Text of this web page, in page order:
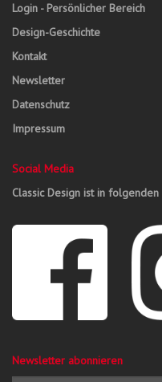
Login - Persönlicher Bereich
Design-Geschichte
Kontakt
Newsletter
Datenschutz
Impressum
Social Media
Classic Design ist in
Newsletter abonnieren